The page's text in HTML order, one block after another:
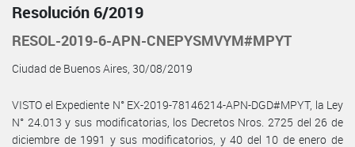
Resolución 6/2019
RESOL-2019-6-APN-CNEPYSMVYM#MPYT
Ciudad de Buenos Aires, 30/08/2019
VISTO el Expediente N° EX-2019-78146214-APN-DGD#MPYT, la Ley
N° 24.013 y sus modificatorias, los Decretos Nros. 2725 del 26 de
diciembre de 1991 y sus modificatorios, y 40 del 10 de enero de